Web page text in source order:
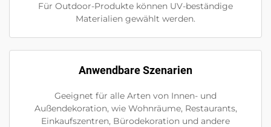
Für Outdoor-Produkte können UV-beständige
Materialien gewählt werden.
Anwendbare Szenarien
Geeignet für alle Arten von Innen- und
Außendekoration, wie Wohnräume, Restaurants,
Einkaufszentren, Bürodekoration und andere